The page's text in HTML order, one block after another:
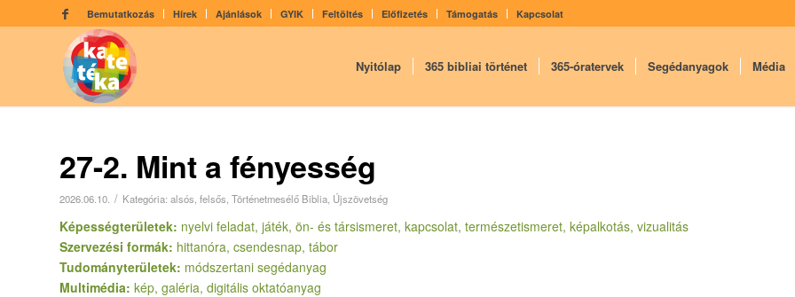
Bemutatkozás Hírek Ajánlások GYIK Feltöltés Előfizetés Támogatás Kapcsolat
Nyitólap 365 bibliai történet 365-óratervek Segédanyagok Média
27-2. Mint a fényesség
2026.06.10. / Kategória: alsós felsős Történetmesélő Biblia Újszövetség
Képességterületek: nyelvi feladat, játék, ön- és társismeret, kapcsolat, természetismeret, képalkotás, vizualitás
Szervezési formák: hittanóra, csendesnap, tábor
Tudományterületek: módszertani segédanyag
Multimédia: kép, galéria, digitális oktatóanyag